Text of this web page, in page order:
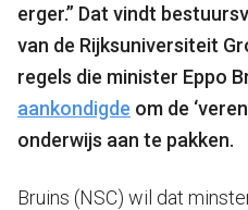
erger.” Dat vindt
van de Rijksuniversiteit
regels die minister Eppo
aankondigde om de
onderwijs aan te pakken.
Bruins (NSC) wil dat